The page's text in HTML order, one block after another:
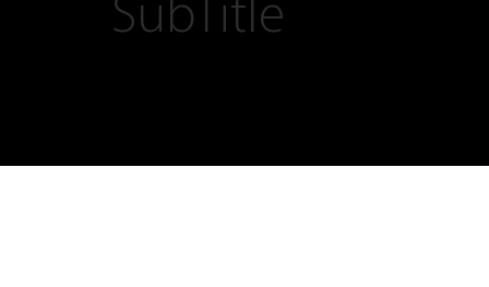
SubTitle